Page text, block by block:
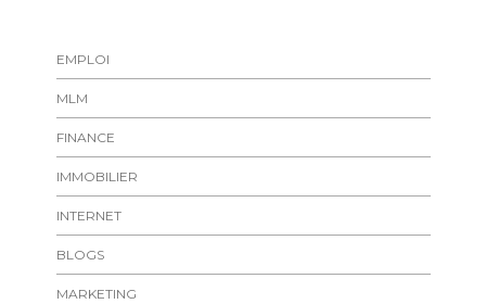
EMPLOI
MLM
FINANCE
IMMOBILIER
INTERNET
BLOGS
MARKETING